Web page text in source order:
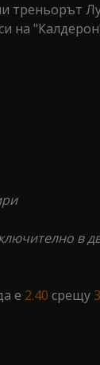
треньорът
на
в
е 2.40 срещу